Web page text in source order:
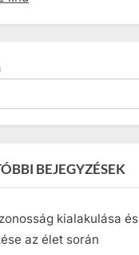
BEJEGYZÉSEK
kialakulása és
az élet során